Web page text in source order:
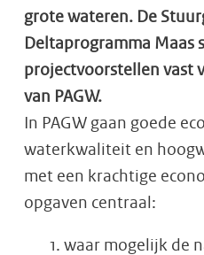
grote wateren. De
Deltaprogramma Maas
projectvoorstellen vast
van PAGW.​
In PAGW gaan goede
waterkwaliteit en
met een krachtige
opgaven centraal:
waar mogelijk de